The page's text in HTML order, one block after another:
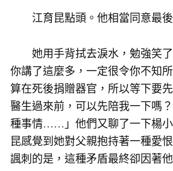
江育昆點頭。他相當同意最後
她用手背拭去淚水，勉強笑了
你講了這麼多，一定很令你不知
算在死後捐贈器官，所以等下要
醫生過來前，可以先陪我一下嗎
種事情……」他們又聊了一下楊
昆感覺到她對父親抱持著一種愛
諷刺的是，這種矛盾最終卻因著